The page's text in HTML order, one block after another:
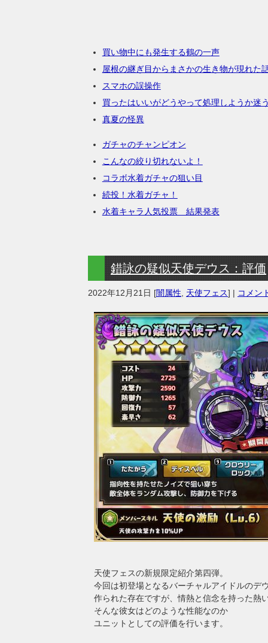
買い物中にも発生する鶴の一声
屋根の継ぎ目からまさかの生き物が現れた
スマホの誤操作
買ったはいいがどうやって処理しようか迷
真夏の怪異
ガチャのチャンピオン
こんなの絞り切れないよ！
コラボ水着ガチャの狙い目
続投！水着ガチャ！
水着キャラ人気投票 結果発表
錯詠の疑似天使デウス：評価
2022年12月21日 [闇属性 天使フェス] | コメン
天使フェスの新規限定紹介第四弾。
今回は初登場となるバーチャルアイドルのデ
作られた存在ですが、情熱と信念を持った熱
そんな彼女はどのような性能なのか
ユニットとしての評価を行います。